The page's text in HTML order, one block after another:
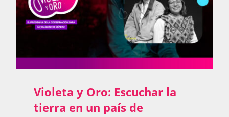
Violeta y Oro: Escuchar la
tierra en un país de